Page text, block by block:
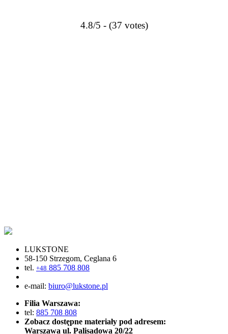
4.8/5 - (37 votes)
LUKSTONE
58-150 Strzegom, Ceglana 6
tel. +48 885 708 808
e-mail: biuro@lukstone.pl
Filia Warszawa:
tel: 885 708 808
Zobacz dostępne materiały pod adresem:
Warszawa ul. Palisadowa 20/22